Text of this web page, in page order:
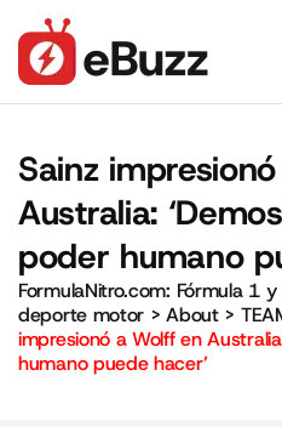
Sainz
Australia:
poder humano
FormulaNitro.com: Fórmula 1
deporte motor >About>
impresionó a Wolff en
humano puede hacer’